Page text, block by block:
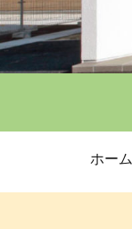
ホーム